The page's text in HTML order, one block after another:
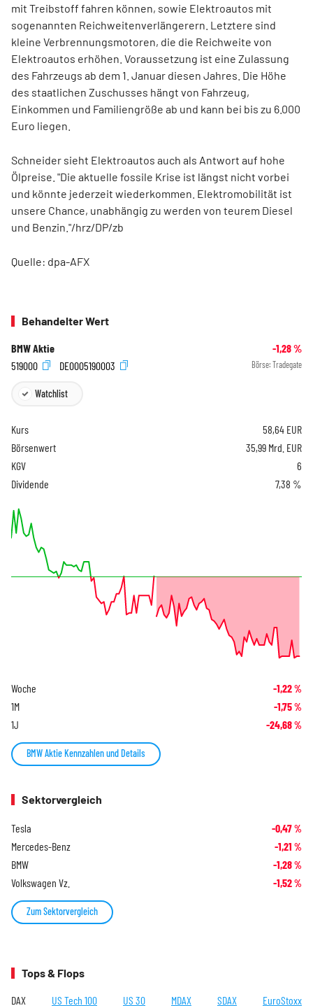
mit Treibstoff fahren können, sowie Elektroautos mit
sogenannten Reichweitenverlängerern. Letztere sind
kleine Verbrennungsmotoren, die die Reichweite von
Elektroautos erhöhen. Voraussetzung ist eine Zulassung
des Fahrzeugs ab dem 1. Januar diesen Jahres. Die Höhe
des staatlichen Zuschusses hängt von Fahrzeug,
Einkommen und Familiengröße ab und kann bei bis zu 6.000
Euro liegen.
Schneider sieht Elektroautos auch als Antwort auf hohe
Ölpreise. "Die aktuelle fossile Krise ist längst nicht vorbei
und könnte jederzeit wiederkommen. Elektromobilität ist
unsere Chance, unabhängig zu werden von teurem Diesel
und Benzin."/hrz/DP/zb
Quelle: dpa-AFX
Behandelter Wert
BMW Aktie -1,28%
519000
DE0005190003 Börse: Tradegate
Watchlist
Kurs 58,64 EUR
Börsenwert
35,99 Mrd. EUR
KGV
6
Dividende
7,38 %
Woche -1,22%
1M -1,75%
1J -24,68%
BMW Aktie Kennzahlen und Details
Sektorvergleich
Tesla -0,47%
Mercedes-Benz -1,21 %
BMW -1,28%
Volkswagen Vz. -1,52%
Zum Sektorvergleich
Tops & Flops
DAX US Tech 100 US 30 MDAX SDAX EuroStoxx